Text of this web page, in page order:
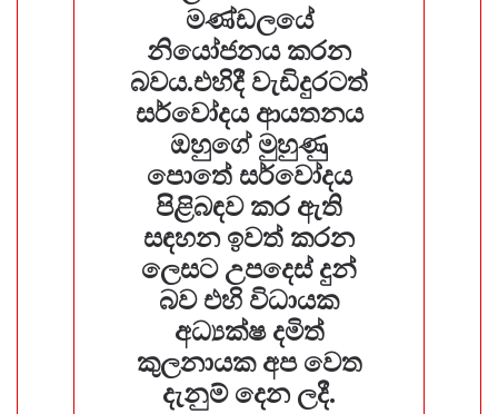
මණ්ඩලයේ
නියෝජනය කරන
බවය.එහිදී වැඩිදුරටත්
සර්වෝදය ආයතනය
ඔහුගේ මුහුණු
පොතේ සර්වෝදය
පිළිබඳව කර ඇති
සඳහන ඉවත් කරන
ලෙසට උපදෙස් දුන්
බව එහි විධායක
අධ්‍යක්ෂ දමිත්
කුලනායක අප වෙත
දැනුම් දෙන ලදී.